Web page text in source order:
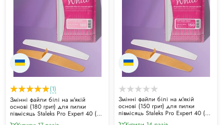
(1)
Змінні файли білі на м'якій
основі (180 грит) для пилки
півмісяць Staleks Pro Expert 40 (30
шт)
Змінні файли білі на м'якій
основі (150 грит) для пилки
півмісяць Staleks Pro Expert 40 (30
шт)